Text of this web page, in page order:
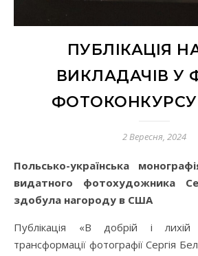
ПУБЛІКАЦІЯ
ВИКЛАДАЧІВ У
2 Вересня, 2024
Польсько-українська монографія про творчість
видатного фотохудожника
здобула нагороду в США
Публікація «В добрій і лихій
трансформації фотографії Сергія